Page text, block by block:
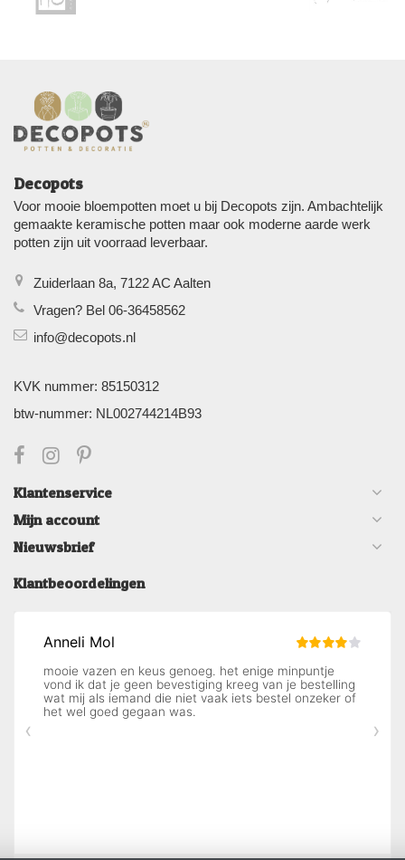
Decopots
Voor mooie bloempotten moet u bij Decopots zijn. Ambachtelijk
gemaakte keramische potten maar ook moderne aarde werk
potten zijn uit voorraad leverbaar.
Zuiderlaan 8a, 7122 AC Aalten
Vragen? Bel 06-36458562
info@decopots.nl
KVK nummer: 85150312
btw-nummer: NL002744214B93
Klantenservice
Mijn account
Nieuwsbrief
Klantbeoordelingen